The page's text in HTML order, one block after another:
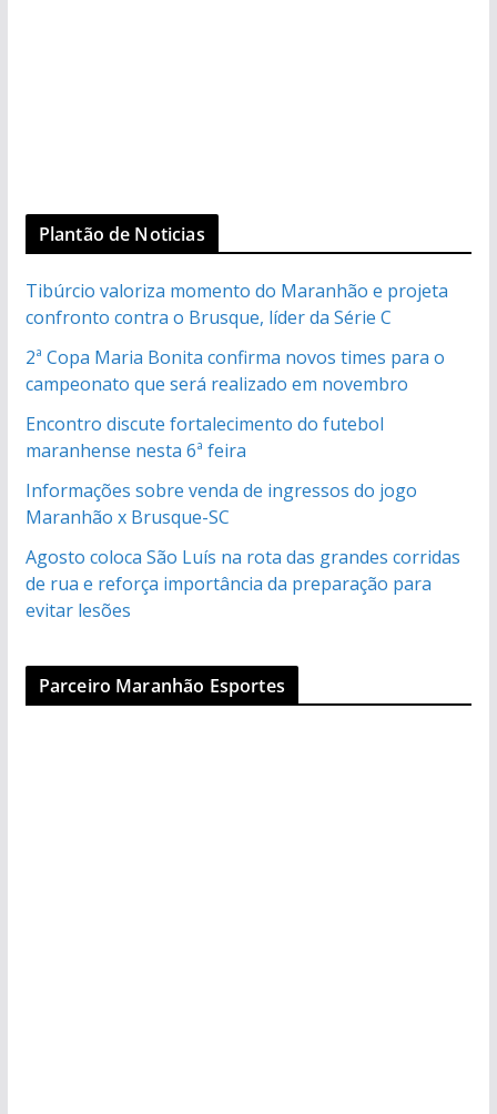
Plantão de Noticias
Tibúrcio valoriza momento do Maranhão e projeta
confronto contra o Brusque, líder da Série C
2ª Copa Maria Bonita confirma novos times para o
campeonato que será realizado em novembro
Encontro discute fortalecimento do futebol
maranhense nesta 6ª feira
Informações sobre venda de ingressos do jogo
Maranhão x Brusque-SC
Agosto coloca São Luís na rota das grandes corridas
de rua e reforça importância da preparação para
evitar lesões
Parceiro Maranhão Esportes